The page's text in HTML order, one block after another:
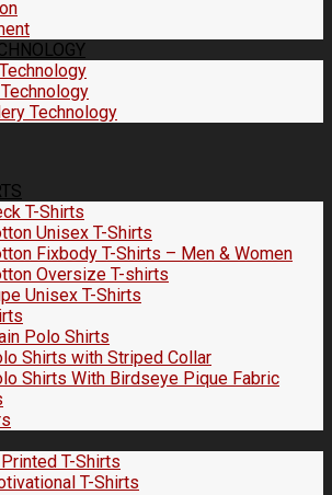
Technology
T-Shirts
Unisex T-Shirts
Fixbody T-Shirts – Men & Women
Oversize T-shirts
Unisex T-Shirts
Polo Shirts
Shirts with Striped Collar
Shirts With Birdseye Pique Fabric
T-Shirts
T-Shirts